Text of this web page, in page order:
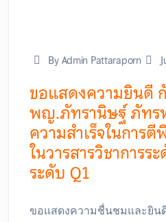
By Admin Pattaraporn
ขอแสดงความยินดี
พญ.ภัทรานิษฐ์ ภัทร
ความสำเร็จในการ
ในวารสารวิชาการร
ระดับ Q1
ขอแสดงความชื่นชมและยิน